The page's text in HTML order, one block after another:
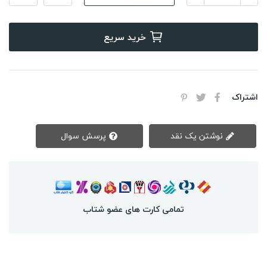
خرید سریع
اشتراک
تمامی کارت های عضو شتاب